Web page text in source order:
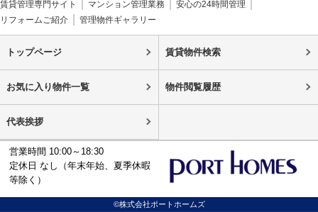
賃貸管理専門サイト マンション管理業務
安心の24時間管理
リフォームご紹介
管理物件ギャラリー
トップページ 賃貸物件検索
お気に入り物件一覧 物件閲覧履歴
代表挨拶
営業時間 10:00～18:30
定休日 なし（年末年始、夏季休暇
等除く）
©株式会社ポートホームズ